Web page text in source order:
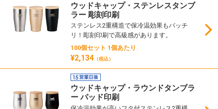
ウッドキャップ・ステンレスタンブ
ラー 彫刻印刷
ステンレス2重構造で保冷温効果もバッチ
リ！彫刻印刷で高級感があります。
100個セット 1個あたり
¥2,134 （税込）
ウッドキャップ・ラウンドタンブラ
ー パッド印刷